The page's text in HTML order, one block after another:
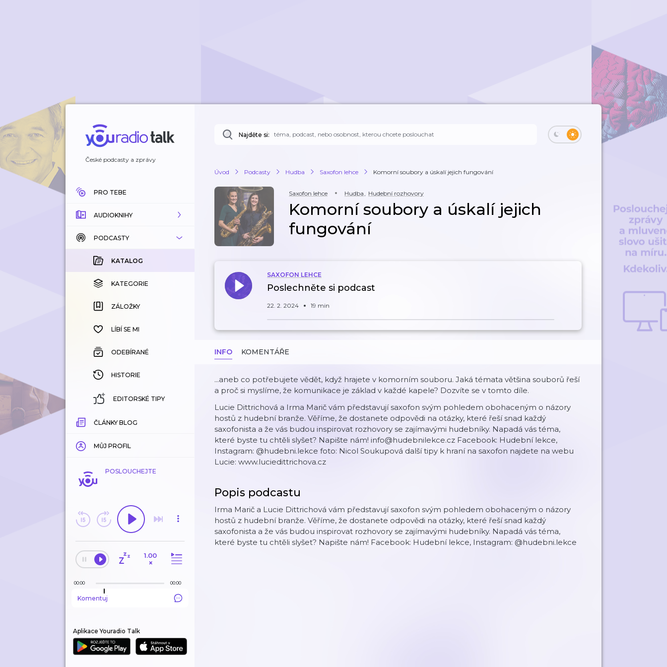
České podcasty a zprávy
PRO TEBE
AUDIOKNIHY
KATALOG
KOUPENÉ
KATEGORIE
ZÁLOŽKY
HISTORIE
PODCASTY
KATALOG
KATEGORIE
ZÁLOŽKY
LÍBÍ SE MI
ODEBÍRANÉ
HISTORIE
EDITORSKÉ TIPY
ČLÁNKY BLOG
MŮJ PROFIL
POSLOUCHEJTE
1.00
×
00:00 00:00
Komentuj
Aplikace Youradio Talk
Najděte si:
Úvod Podcasty Hudba Saxofon lehce Komorní soubory a úskalí jejich fungování
Saxofon lehce Hudba, Hudební rozhovory
Komorní soubory a úskalí jejich
fungování
SAXOFON LEHCE
Poslechněte si podcast
22. 2. 2024 19 min
INFO KOMENTÁŘE
...aneb co potřebujete vědět, když hrajete v komorním souboru. Jaká témata většina souborů řeší
a proč si myslíme, že komunikace je základ v každé kapele? Dozvíte se v tomto díle.
Lucie Dittrichová a Irma Marič vám představují saxofon svým pohledem obohaceným o názory
hostů z hudební branže. Věříme, že dostanete odpovědi na otázky, které řeší snad každý
saxofonista a že vás budou inspirovat rozhovory se zajímavými hudebníky. Napadá vás téma,
které byste tu chtěli slyšet? Napište nám! info@hudebnilekce.cz Facebook: Hudební lekce,
Instagram: @hudebni.lekce foto: Nicol Soukupová další tipy k hraní na saxofon najdete na webu
Lucie: www.luciedittrichova.cz
Popis podcastu
Irma Marič a Lucie Dittrichová vám představují saxofon svým pohledem obohaceným o názory
hostů z hudební branže. Věříme, že dostanete odpovědi na otázky, které řeší snad každý
saxofonista a že vás budou inspirovat rozhovory se zajímavými hudebníky. Napadá vás téma,
které byste tu chtěli slyšet? Napište nám! Facebook: Hudební lekce, Instagram: @hudebni.lekce